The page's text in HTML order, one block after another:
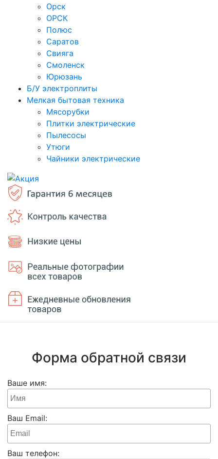
Орск
ОРСК
Полюс
Саратов
Свияга
Смоленск
Юрюзань
Б/У электроплиты
Мелкая бытовая техника
Мясорубки
Плитки электрические
Пылесосы
Утюги
Чайники электрические
Форма обратной связи
Ваше имя:
Ваш Email:
Ваш телефон: